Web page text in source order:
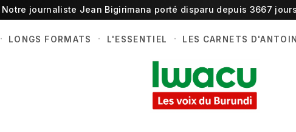
Notre journaliste Jean Bigirimana porté disparu depuis 3667
· LONGS FORMATS · L'ESSENTIEL · LES CARNETS